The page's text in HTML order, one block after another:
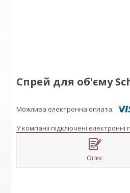
Спрей для об'єму
У компанії підключені
Опис